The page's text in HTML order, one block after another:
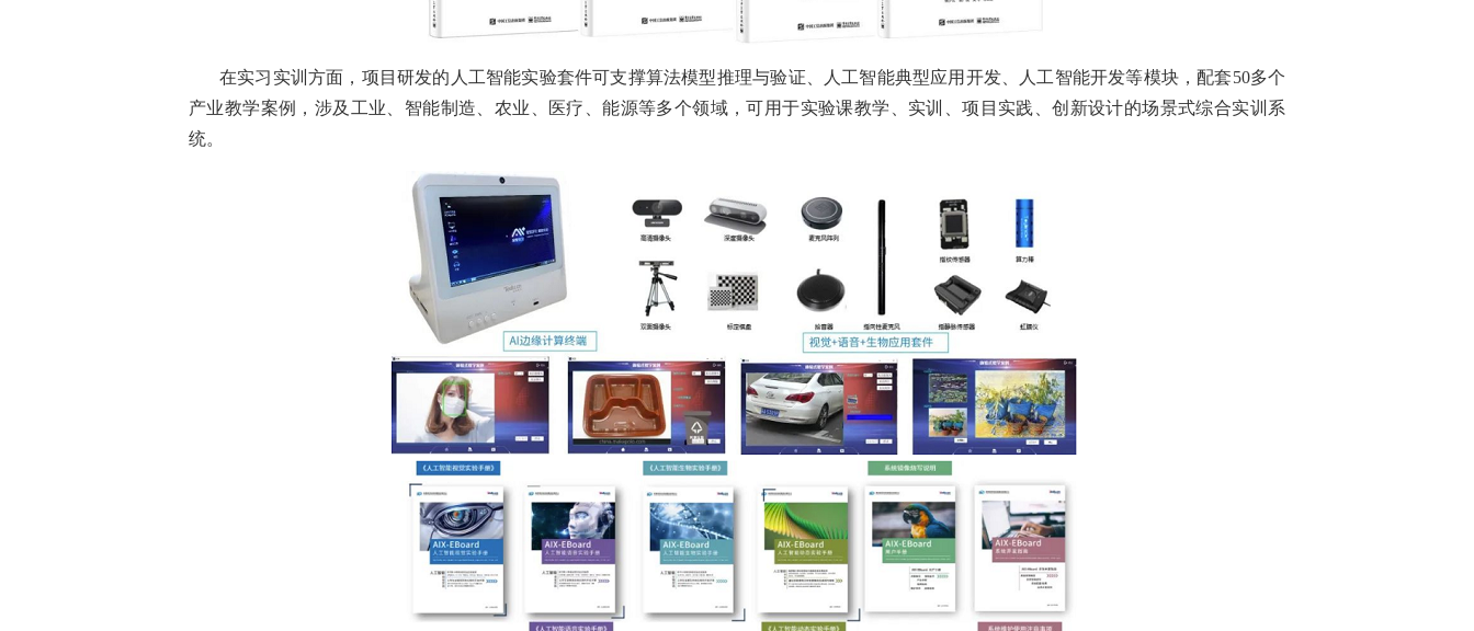
在实习实训方面，项目研发的人工智能实验套件可支撑算法模型推理与验证、人工智能典型应用开发、人工智能开发等模块，配套50多个
产业教学案例，涉及工业、智能制造、农业、医疗、能源等多个领域，可用于实验课教学、实训、项目实践、创新设计的场景式综合实训系
统。